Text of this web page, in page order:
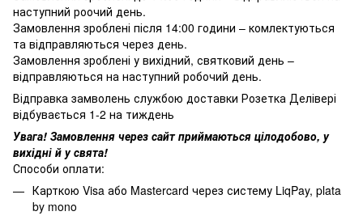
наступний роочий день.
Замовлення зроблені після 14:00 години – комлектуються
та відправляються через день.
Замовлення зроблені у вихідний, святковий день –
відправляються на наступний робочий день.
Відправка замволень службою доставки Розетка Делівері
відбувається 1-2 на тиждень
Увага! Замовлення через сайт приймаються цілодобово, у
вихідні й у свята!
Способи оплати:
Карткою Visa або Mastercard через систему LiqPay, plata
by mono